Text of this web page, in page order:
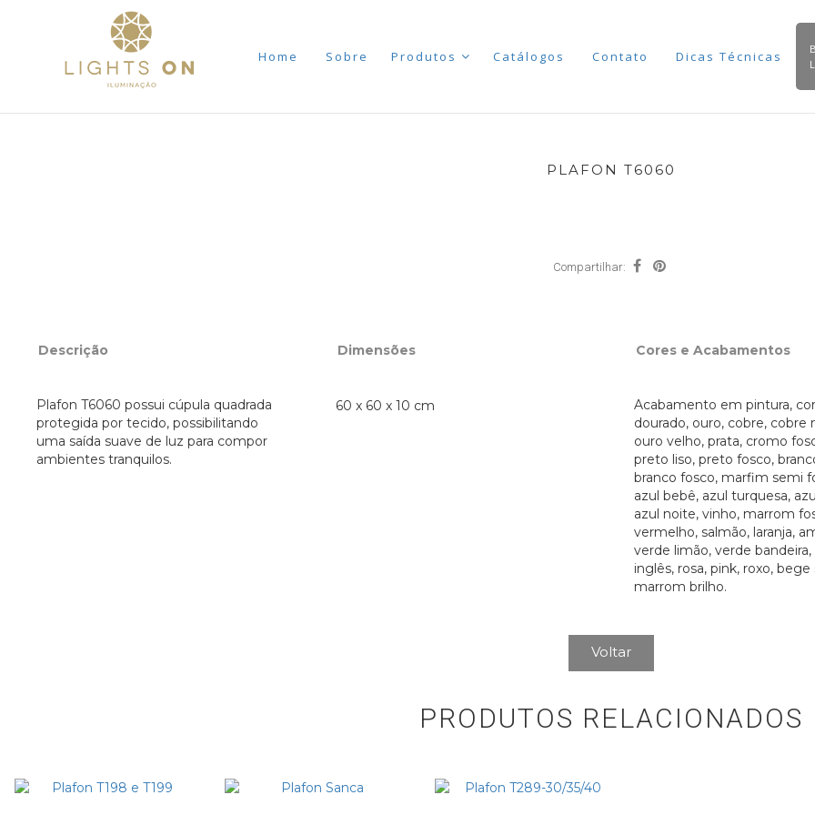
Home Sobre Produtos Catálogos Contato Dicas Técnicas
PLAFON T6060
Compartilhar:
Descrição Dimensões Cores e Acabamentos
Plafon T6060 possui cúpula quadrada
protegida por tecido, possibilitando
uma saída suave de luz para compor
ambientes tranquilos.
60 x 60 x 10 cm
Acabamento em pintura,
dourado, ouro, cobre, cobre
ouro velho, prata, cromo
preto liso, preto fosco,
branco fosco, marfim semi
azul bebê, azul turquesa,
azul noite, vinho, marrom
vermelho, salmão, laranja,
verde limão, verde bandeira,
inglês, rosa, pink, roxo,
marrom brilho.
Voltar
PRODUTOS RELACIONADOS